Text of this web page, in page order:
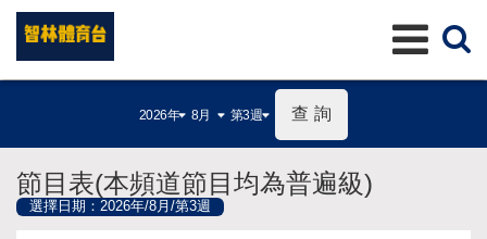
查詢
節目表(本頻道節目均為普遍級)
選擇日期：2026年/8月/第3週